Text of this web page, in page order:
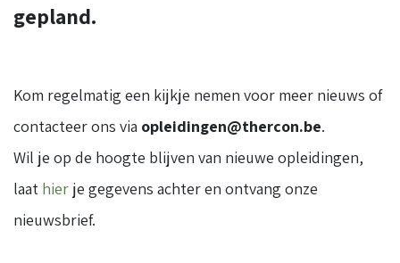
gepland.
Kom regelmatig een kijkje nemen voor meer nieuws of
contacteer ons via opleidingen@thercon.be.
Wil je op de hoogte blijven van nieuwe opleidingen,
laat hier je gegevens achter en ontvang onze
nieuwsbrief.